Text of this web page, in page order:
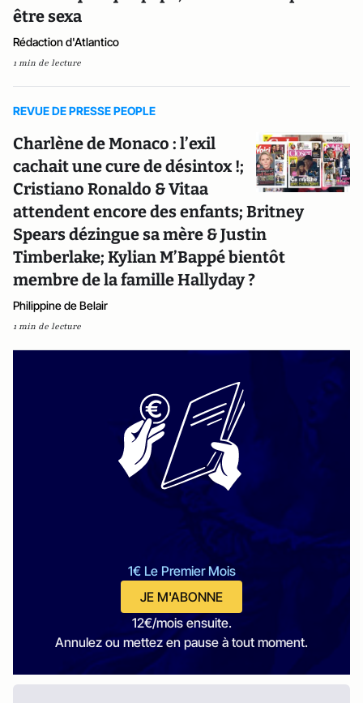
être sexa
Rédaction d'Atlantico
1 min de lecture
REVUE DE PRESSE PEOPLE
Charlène de Monaco : l’exil
cachait une cure de désintox !;
Cristiano Ronaldo & Vitaa
attendent encore des enfants; Britney
Spears dézingue sa mère & Justin
Timberlake; Kylian M’Bappé bientôt
membre de la famille Hallyday ?
Philippine de Belair
1 min de lecture
1€ Le Premier Mois
JE M'ABONNE
12€/mois ensuite.
Annulez ou mettez en pause à tout moment.